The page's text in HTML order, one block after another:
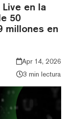
en la
50
millones en
Apr 14, 2026
3 min lectura